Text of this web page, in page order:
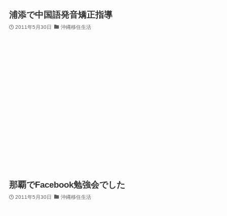
浦添で中国語発音矯正指導
2011年5月30日 沖縄移住生活
那覇でFacebook勉強会でした
2011年5月30日 沖縄移住生活